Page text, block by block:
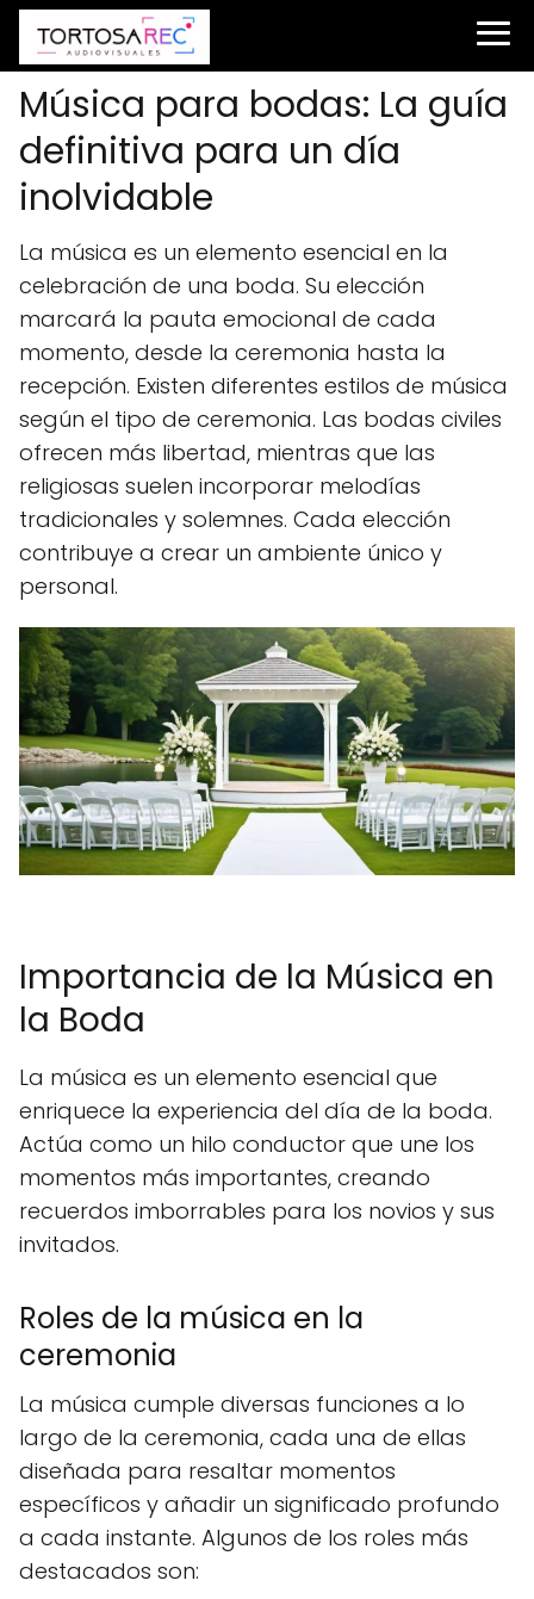
Música para bodas: La guía
definitiva para un día
inolvidable
La música es un elemento esencial en la
celebración de una boda. Su elección
marcará la pauta emocional de cada
momento, desde la ceremonia hasta la
recepción. Existen diferentes estilos de música
según el tipo de ceremonia. Las bodas civiles
ofrecen más libertad, mientras que las
religiosas suelen incorporar melodías
tradicionales y solemnes. Cada elección
contribuye a crear un ambiente único y
personal.
Importancia de la Música en
la Boda
La música es un elemento esencial que
enriquece la experiencia del día de la boda.
Actúa como un hilo conductor que une los
momentos más importantes, creando
recuerdos imborrables para los novios y sus
invitados.
Roles de la música en la
ceremonia
La música cumple diversas funciones a lo
largo de la ceremonia, cada una de ellas
diseñada para resaltar momentos
específicos y añadir un significado profundo
a cada instante. Algunos de los roles más
destacados son: